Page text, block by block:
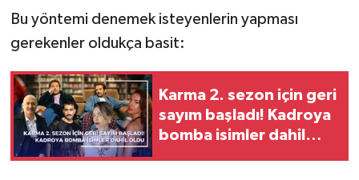
Bu yöntemi denemek isteyenlerin yapması
gerekenler oldukça basit:
Karma 2. sezon için geri
sayım başladı! Kadroya
bomba isimler dahil